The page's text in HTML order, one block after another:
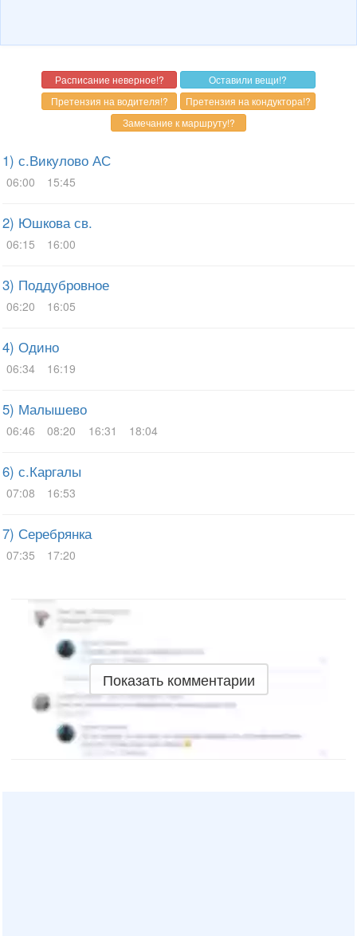
1) с.Викулово АС
06:00 15:45
2) Юшкова св.
06:15 16:00
3) Поддубровное
06:20 16:05
4) Одино
06:34 16:19
5) Малышево
06:46 08:20 16:31 18:04
6) с.Каргалы
07:08 16:53
7) Серебрянка
07:35 17:20
Показать комментарии